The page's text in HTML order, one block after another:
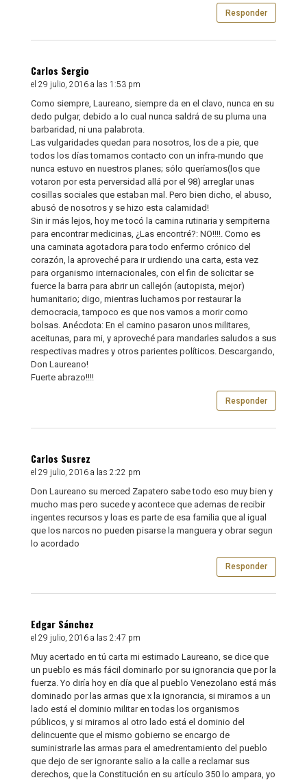
Responder
Carlos Sergio
el 29 julio, 2016 a las 1:53 pm
Como siempre, Laureano, siempre da en el clavo, nunca en su
dedo pulgar, debido a lo cual nunca saldrá de su pluma una
barbaridad, ni una palabrota.
Las vulgaridades quedan para nosotros, los de a pie, que
todos los días tomamos contacto con un infra-mundo que
nunca estuvo en nuestros planes; sólo queríamos(los que
votaron por esta perversidad allá por el 98) arreglar unas
cosillas sociales que estaban mal. Pero bien dicho, el abuso,
abusó de nosotros y se hizo esta calamidad!
Sin ir más lejos, hoy me tocó la camina rutinaria y sempiterna
para encontrar medicinas, ¿Las encontré?: NO!!!!. Como es
una caminata agotadora para todo enfermo crónico del
corazón, la aproveché para ir urdiendo una carta, esta vez
para organismo internacionales, con el fin de solicitar se
fuerce la barra para abrir un callejón (autopista, mejor)
humanitario; digo, mientras luchamos por restaurar la
democracia, tampoco es que nos vamos a morir como
bolsas. Anécdota: En el camino pasaron unos militares,
aceitunas, para mi, y aproveché para mandarles saludos a sus
respectivas madres y otros parientes políticos. Descargando,
Don Laureano!
Fuerte abrazo!!!!
Responder
Carlos Susrez
el 29 julio, 2016 a las 2:22 pm
Don Laureano su merced Zapatero sabe todo eso muy bien y
mucho mas pero sucede y acontece que ademas de recibir
ingentes recursos y loas es parte de esa familia que al igual
que los narcos no pueden pisarse la manguera y obrar segun
lo acordado
Responder
Edgar Sánchez
el 29 julio, 2016 a las 2:47 pm
Muy acertado en tú carta mi estimado Laureano, se dice que
un pueblo es más fácil dominarlo por su ignorancia que por la
fuerza. Yo diría hoy en día que al pueblo Venezolano está más
dominado por las armas que x la ignorancia, si miramos a un
lado está el dominio militar en todas los organismos
públicos, y si miramos al otro lado está el dominio del
delincuente que el mismo gobierno se encargo de
suministrarle las armas para el amedrentamiento del pueblo
que dejo de ser ignorante salio a la calle a reclamar sus
derechos, que la Constitución en su artículo 350 lo ampara, yo